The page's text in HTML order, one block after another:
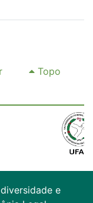
Topo
e